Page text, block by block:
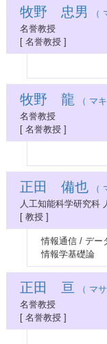
牧野 忠男
（
名誉教授
[ 名誉教授 ]
牧野 龍
（ マ
名誉教授
[ 名誉教授 ]
正田 備也 （
人工知能科学研究科
[ 教授 ]
情報通信 / デー
情報学基礎論
正田 亘
（ マ
名誉教授
[ 名誉教授 ]